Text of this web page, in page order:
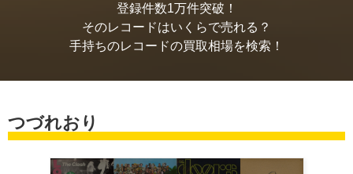
登録件数1万件突破！
そのレコードはいくらで売れる？
手持ちのレコードの買取相場を検索！
つづれおり